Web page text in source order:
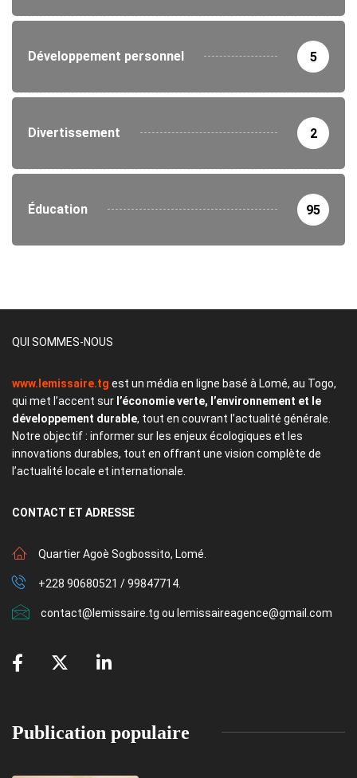
Développement personnel 5
Divertissement 2
Éducation 95
QUI SOMMES-NOUS
www.lemissaire.tg est un média en ligne basé à Lomé, au Togo,
qui met l’accent sur l’économie verte, l’environnement et le
développement durable, tout en couvrant l’actualité générale.
Notre objectif : informer sur les enjeux écologiques et les
innovations durables, tout en offrant une vision complète de
l’actualité locale et internationale.
CONTACT ET ADRESSE
Quartier Agoè Sogbossito, Lomé.
+228 90680521 / 99847714.
contact@lemissaire.tg ou lemissaireagence@gmail.com
Publication populaire